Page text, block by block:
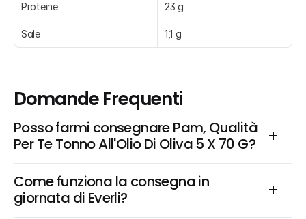
Proteine 23 g
Sale 1,1 g
Domande Frequenti
Posso farmi consegnare Pam, Qualità
Per Te Tonno All'Olio Di Oliva 5 X 70 G?
Come funziona la consegna in
giornata di Everli?